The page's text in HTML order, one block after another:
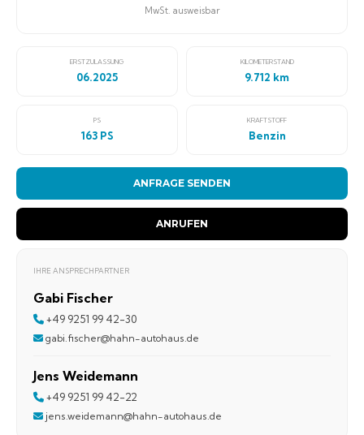
MwSt. ausweisbar
ERSTZULASSUNG
06.2025
KILOMETERSTAND
9.712 km
PS
163 PS
KRAFTSTOFF
Benzin
ANFRAGE SENDEN
ANRUFEN
IHRE ANSPRECHPARTNER
Gabi Fischer
+49 9251 99 42-30
gabi.fischer@hahn-autohaus.de
Jens Weidemann
+49 9251 99 42-22
jens.weidemann@hahn-autohaus.de